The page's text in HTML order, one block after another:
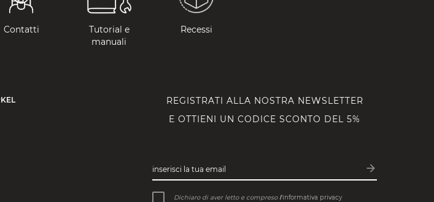
Contatti
Tutorial e
manuali
Recessi
REGISTRATI ALLA NOSTRA NEWSLETTER
E OTTIENI UN CODICE SCONTO DEL 5%
inserisci la tua email arrow_forward
Iscriviti
Dichiaro di aver letto e compreso l’informativa privacy